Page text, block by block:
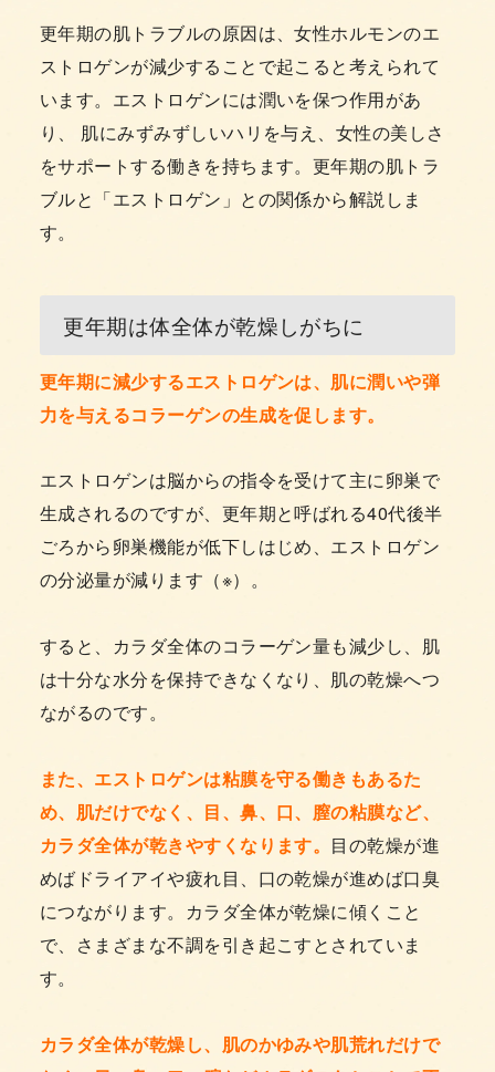
更年期の肌トラブルの原因は、女性ホルモンのエ
ストロゲンが減少することで起こると考えられて
います。エストロゲンには潤いを保つ作用があ
り、 肌にみずみずしいハリを与え、女性の美しさ
をサポートする働きを持ちます。更年期の肌トラ
ブルと「エストロゲン」との関係から解説しま
す。
更年期は体全体が乾燥しがちに
更年期に減少するエストロゲンは、肌に潤いや弾
力を与えるコラーゲンの生成を促します。
エストロゲンは脳からの指令を受けて主に卵巣で
生成されるのですが、更年期と呼ばれる40代後半
ごろから卵巣機能が低下しはじめ、エストロゲン
の分泌量が減ります（※）。
すると、カラダ全体のコラーゲン量も減少し、肌
は十分な水分を保持できなくなり、肌の乾燥へつ
ながるのです。
また、エストロゲンは粘膜を守る働きもあるた
め、肌だけでなく、目、鼻、口、膣の粘膜など、
カラダ全体が乾きやすくなります。 目の乾燥が進
めばドライアイや疲れ目、口の乾燥が進めば口臭
につながります。カラダ全体が乾燥に傾くこと
で、さまざまな不調を引き起こすとされていま
す。
カラダ全体が乾燥し、肌のかゆみや肌荒れだけで